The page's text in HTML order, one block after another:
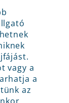
vagy a
a
az